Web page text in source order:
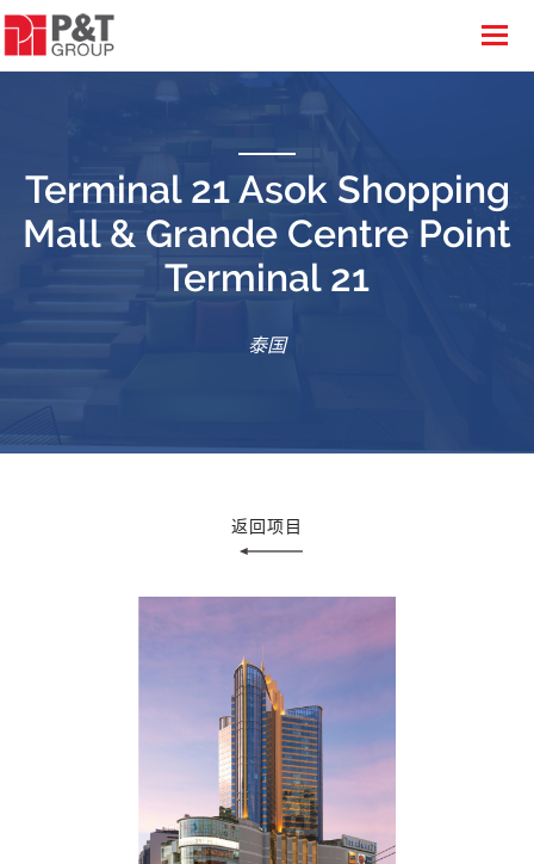
Terminal 21 Asok Shopping
Mall & Grande Centre Point
Terminal 21
泰国
返回项目